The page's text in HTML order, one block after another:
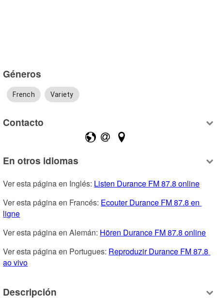
Géneros
French Variety
Contacto
En otros idiomas
Ver esta página en Inglés: Listen Durance FM 87.8 online
Ver esta página en Francés: Ecouter Durance FM 87.8 en
ligne
Ver esta página en Alemán: Hören Durance FM 87.8 online
Ver esta página en Portugues: Reproduzir Durance FM 87.8
ao vivo
Descripción